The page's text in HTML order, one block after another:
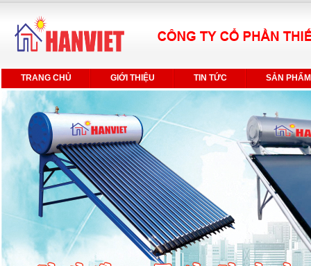
TRANG CHỦ GIỚI THIỆU TIN TỨC SẢN PHẨM